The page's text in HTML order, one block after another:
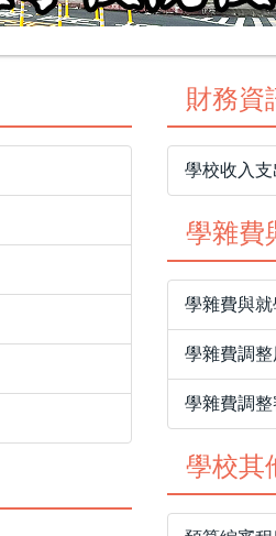
財務資
學校收入
學雜費
學雜費與
學雜費調整
學雜費調
學校其